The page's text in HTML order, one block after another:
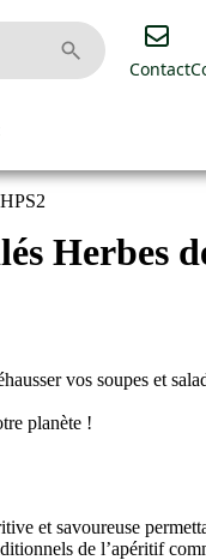
Contact
Herbes
vos soupes et
planète !
et savoureuse
de l’apéritif